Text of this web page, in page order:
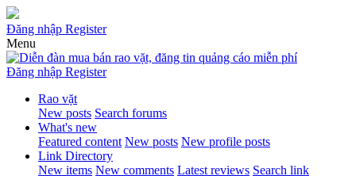
Đăng nhập Register
Menu
Đăng nhập Register
Rao vặt
New posts Search forums
What's new
Featured content New posts New profile posts
Link Directory
New items New comments Latest reviews Search link